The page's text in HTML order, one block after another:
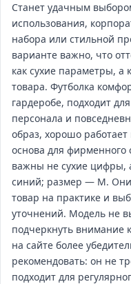
Станет удачным
использования,
набора или стильной
варианте важно, что
как сухие параметры, а
товара. Футболка
гардеробе, подходит
персонала и
образ, хорошо
основа для фирменного
важны не сухие цифры,
синий; размер — M. Они
товар на практике и
уточнений. Модель не
подчеркнуть внимание
на сайте более
рекомендовать: он не
подходит для